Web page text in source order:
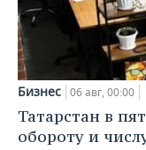
Бизнес 06 авг, 00:00
Татарстан в
обороту и